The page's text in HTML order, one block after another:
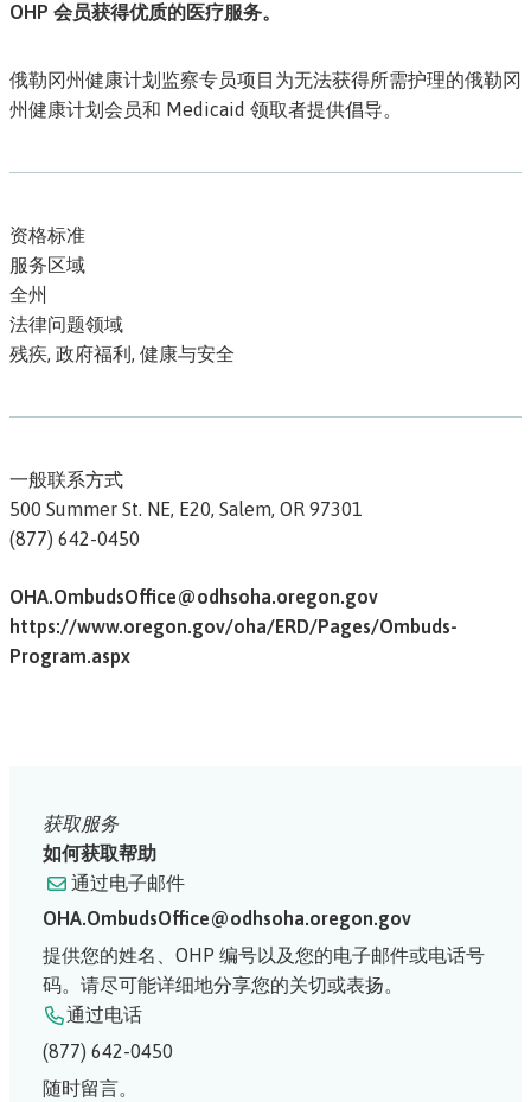
OHP 会员获得优质的医疗服务。
俄勒冈州健康计划监察专员项目为无法获得所需护理的俄勒冈
州健康计划会员和 Medicaid 领取者提供倡导。
资格标准
服务区域
全州
法律问题领域
残疾, 政府福利, 健康与安全
一般联系方式
500 Summer St. NE, E20, Salem, OR 97301
(877) 642-0450
OHA.OmbudsOffice@odhsoha.oregon.gov
https://www.oregon.gov/oha/ERD/Pages/Ombuds-
Program.aspx
获取服务
如何获取帮助
通过电子邮件
OHA.OmbudsOffice@odhsoha.oregon.gov
提供您的姓名、OHP 编号以及您的电子邮件或电话号
码。请尽可能详细地分享您的关切或表扬。
通过电话
(877) 642-0450
随时留言。